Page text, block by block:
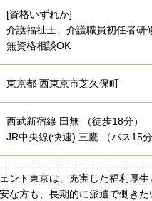
[資格いずれか]
介護福祉士、介護職員初任者研
無資格相談OK
東京都 西東京市芝久保町
西武新宿線 田無 （徒歩18分）
JR中央線(快速) 三鷹 （バス15分
ント東京は、充実した福利厚
な方も、長期的に派遣で働き